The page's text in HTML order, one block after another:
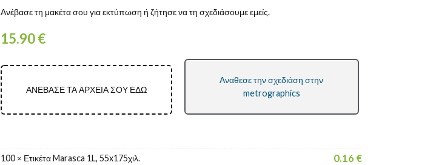
Ανέβασε τη μακέτα σου για εκτύπωση ή ζήτησε να τη σχεδιάσουμε εμείς.
15.90€
ΑΝΕΒΑΣΕ ΤΑ ΑΡΧΕΙΑ ΣΟΥ ΕΔΩ
Αναθεσε την σχεδιάση στην
metrographics
100 × Ετικέτα Marasca 1L, 55x175χιλ. 0.16 €